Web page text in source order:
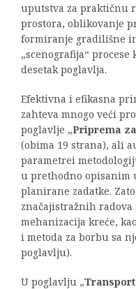
uputstva za praktičnu
prostora, oblikovanje
formiranje gradilišne
„scenografija“
desetak poglavlja.
Efektivna i efikasna
zahteva mnogo veći
poglavlje „Priprema
(obima 19 strana), ali
parametrei
u prethodno opisanim
planirane zadatke.
značajistražnih
mehanizacija kreće,
i metoda za borbu sa
poglavlju).
U poglavlju „